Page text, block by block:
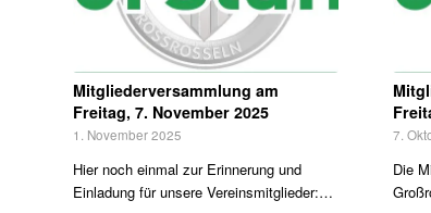
Mitgliederversammlung am
Freitag, 7. November 2025
1. November 2025
Hier noch einmal zur Erinnerung und
Einladung für unsere Vereinsmitglieder:…
7.
Die